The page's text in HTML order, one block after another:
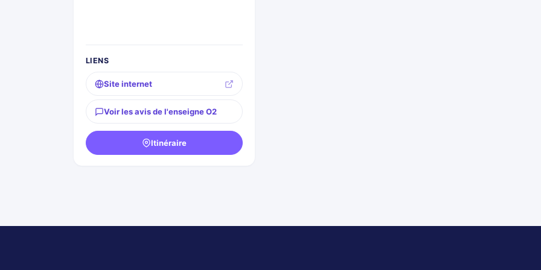
LIENS
Site internet
Voir les avis de l'enseigne O2
Itinéraire